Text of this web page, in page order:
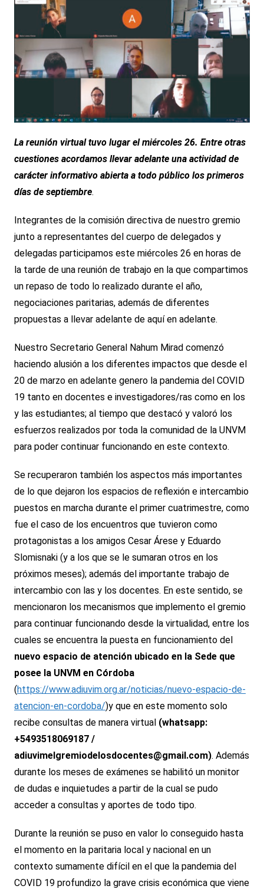
La reunión virtual tuvo lugar el miércoles 26. Entre otras
cuestiones acordamos llevar adelante una actividad de
carácter informativo abierta a todo público los primeros
días de septiembre.
Integrantes de la comisión directiva de nuestro gremio
junto a representantes del cuerpo de delegados y
delegadas participamos este miércoles 26 en horas de
la tarde de una reunión de trabajo en la que compartimos
un repaso de todo lo realizado durante el año,
negociaciones paritarias, además de diferentes
propuestas a llevar adelante de aquí en adelante.
Nuestro Secretario General Nahum Mirad comenzó
haciendo alusión a los diferentes impactos que desde el
20 de marzo en adelante genero la pandemia del COVID
19 tanto en docentes e investigadores/ras como en los
y las estudiantes; al tiempo que destacó y valoró los
esfuerzos realizados por toda la comunidad de la UNVM
para poder continuar funcionando en este contexto.
Se recuperaron también los aspectos más importantes
de lo que dejaron los espacios de reflexión e intercambio
puestos en marcha durante el primer cuatrimestre, como
fue el caso de los encuentros que tuvieron como
protagonistas a los amigos Cesar Árese y Eduardo
Slomisnaki (y a los que se le sumaran otros en los
próximos meses); además del importante trabajo de
intercambio con las y los docentes. En este sentido, se
mencionaron los mecanismos que implemento el gremio
para continuar funcionando desde la virtualidad, entre los
cuales se encuentra la puesta en funcionamiento del
nuevo espacio de atención ubicado en la Sede que
posee la UNVM en Córdoba
(https://www.adiuvim.org.ar/noticias/nuevo-espacio-de-
atencion-en-cordoba/)y que en este momento solo
recibe consultas de manera virtual (whatsapp:
+5493518069187 /
adiuvimelgremiodelosdocentes@gmail.com). Además
durante los meses de exámenes se habilitó un monitor
de dudas e inquietudes a partir de la cual se pudo
acceder a consultas y aportes de todo tipo.
Durante la reunión se puso en valor lo conseguido hasta
el momento en la paritaria local y nacional en un
contexto sumamente difícil en el que la pandemia del
COVID 19 profundizo la grave crisis económica que viene